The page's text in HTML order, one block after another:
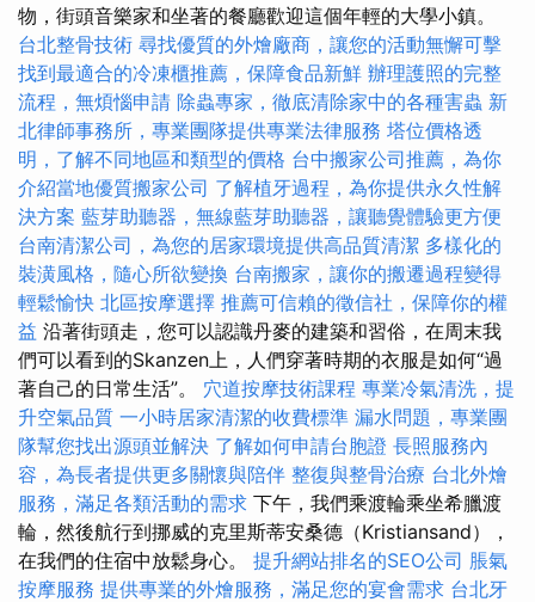
物，街頭音樂家和坐著的餐廳歡迎這個年輕的大學小鎮。
台北整骨技術 尋找優質的外燴廠商，讓您的活動無懈可擊
找到最適合的冷凍櫃推薦，保障食品新鮮 辦理護照的完整
流程，無煩惱申請 除蟲專家，徹底清除家中的各種害蟲 新
北律師事務所，專業團隊提供專業法律服務 塔位價格透
明，了解不同地區和類型的價格 台中搬家公司推薦，為你
介紹當地優質搬家公司 了解植牙過程，為你提供永久性解
決方案 藍芽助聽器，無線藍芽助聽器，讓聽覺體驗更方便
台南清潔公司，為您的居家環境提供高品質清潔 多樣化的
裝潢風格，隨心所欲變換 台南搬家，讓你的搬遷過程變得
輕鬆愉快 北區按摩選擇 推薦可信賴的徵信社，保障你的權
益 沿著街頭走，您可以認識丹麥的建築和習俗，在周末我
們可以看到的Skanzen上，人們穿著時期的衣服是如何“過
著自己的日常生活”。 穴道按摩技術課程 專業冷氣清洗，提
升空氣品質 一小時居家清潔的收費標準 漏水問題，專業團
隊幫您找出源頭並解決 了解如何申請台胞證 長照服務內
容，為長者提供更多關懷與陪伴 整復與整骨治療 台北外燴
服務，滿足各類活動的需求 下午，我們乘渡輪乘坐希臘渡
輪，然後航行到挪威的克里斯蒂安桑德（Kristiansand），
在我們的住宿中放鬆身心。 提升網站排名的SEO公司 脹氣
按摩服務 提供專業的外燴服務，滿足您的宴會需求 台北牙